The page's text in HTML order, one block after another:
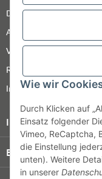
Wie wir
Durch Klicken auf
Einsatz folgender
Vimeo, ReCaptcha,
die Einstellung
unten). Weitere
in unserer
Datenschutz
AGB
Versandinformationen
Retour
Impressum
Informationen
Bezahlung & Versand